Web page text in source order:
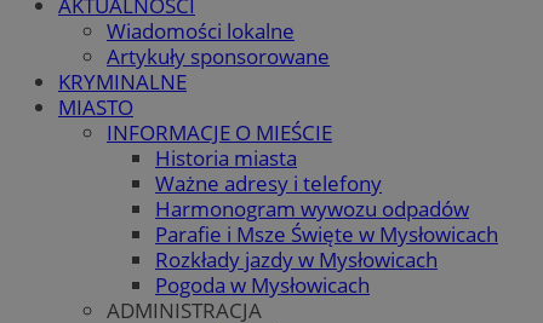
Wiadomości lokalne
Artykuły sponsorowane
KRYMINALNE
MIASTO
INFORMACJE O MIEŚCIE
Historia miasta
Ważne adresy i telefony
Harmonogram wywozu odpadów
Parafie i Msze Święte w Mysłowicach
Rozkłady jazdy w Mysłowicach
Pogoda w Mysłowicach
ADMINISTRACJA